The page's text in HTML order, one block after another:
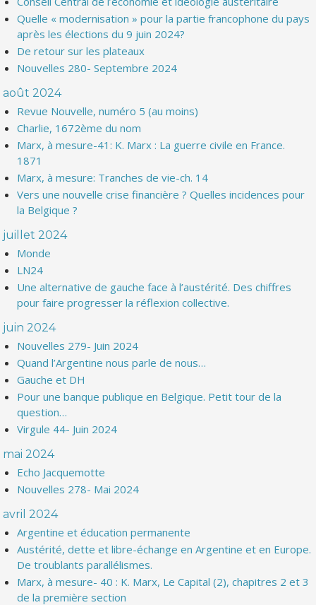
Quelle « modernisation » pour la partie francophone du pays
après les élections du 9 juin 2024?
De retour sur les plateaux
Nouvelles 280- Septembre 2024
août 2024
Revue Nouvelle, numéro 5 (au moins)
Charlie, 1672ème du nom
Marx, à mesure-41: K. Marx : La guerre civile en France.
1871
Marx, à mesure: Tranches de vie-ch. 14
Vers une nouvelle crise financière ? Quelles incidences pour
la Belgique ?
juillet 2024
Monde
LN24
Une alternative de gauche face à l’austérité. Des chiffres
pour faire progresser la réflexion collective.
juin 2024
Nouvelles 279- Juin 2024
Quand l’Argentine nous parle de nous…
Gauche et DH
Pour une banque publique en Belgique. Petit tour de la
question…
Virgule 44- Juin 2024
mai 2024
Echo Jacquemotte
Nouvelles 278- Mai 2024
avril 2024
Argentine et éducation permanente
Austérité, dette et libre-échange en Argentine et en Europe.
De troublants parallélismes.
Marx, à mesure- 40 : K. Marx, Le Capital (2), chapitres 2 et 3
de la première section